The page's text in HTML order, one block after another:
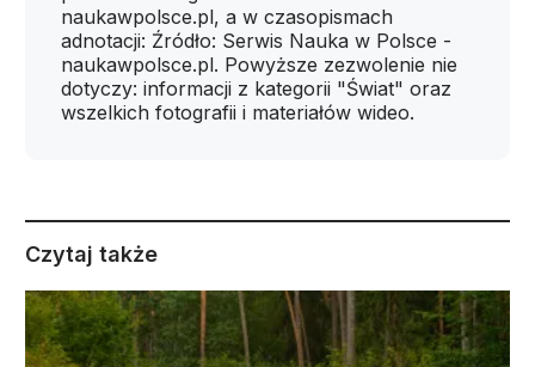
naukawpolsce.pl, a w czasopismach
adnotacji: Źródło: Serwis Nauka w Polsce -
naukawpolsce.pl. Powyższe zezwolenie nie
dotyczy: informacji z kategorii "Świat" oraz
wszelkich fotografii i materiałów wideo.
Czytaj także